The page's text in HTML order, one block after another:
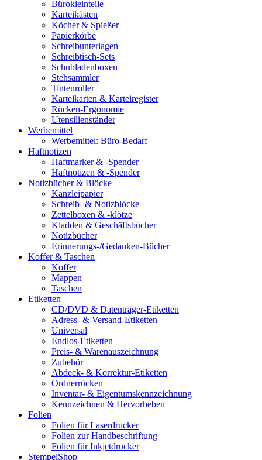
Bürokleinteile
Karteikästen
Köcher & Spießer
Papierkörbe
Schreibunterlagen
Schreibtisch-Sets
Schubladenboxen
Stehsammler
Tintenroller
Karteikarten & Karteiregister
Rücken-Ergonomie
Utensilienständer
Werbemittel
Werbemittel: Büro-Bedarf
Haftnotizen
Haftmarker & -Spender
Haftnotizen & -Spender
Notizbücher & Blöcke
Kanzleipapier
Schreib- & Notizblöcke
Zettelboxen & -klötze
Kladden & Geschäftsbücher
Notizbücher
Erinnerungs-/Gedanken-Bücher
Koffer & Taschen
Koffer
Mappen
Taschen
Etiketten
CD/DVD & Datenträger-Etiketten
Adress- & Versand-Etiketten
Universal
Endlos-Etiketten
Preis- & Warenauszeichnung
Zubehör
Abdeck- & Korrektur-Etiketten
Ordnerrücken
Inventar- & Eigentumskennzeichnung
Kennzeichnen & Hervorheben
Folien
Folien für Laserdrucker
Folien zur Handbeschriftung
Folien für Inkjetdrucker
StempelShop